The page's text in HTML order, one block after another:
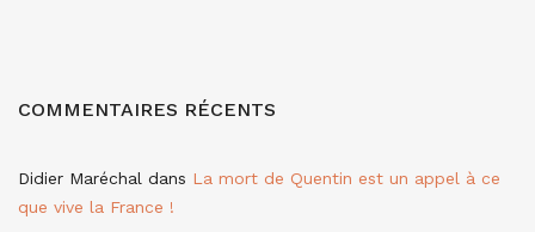
COMMENTAIRES RÉCENTS
Didier Maréchal dans La mort de Quentin est un appel à ce
que vive la France !